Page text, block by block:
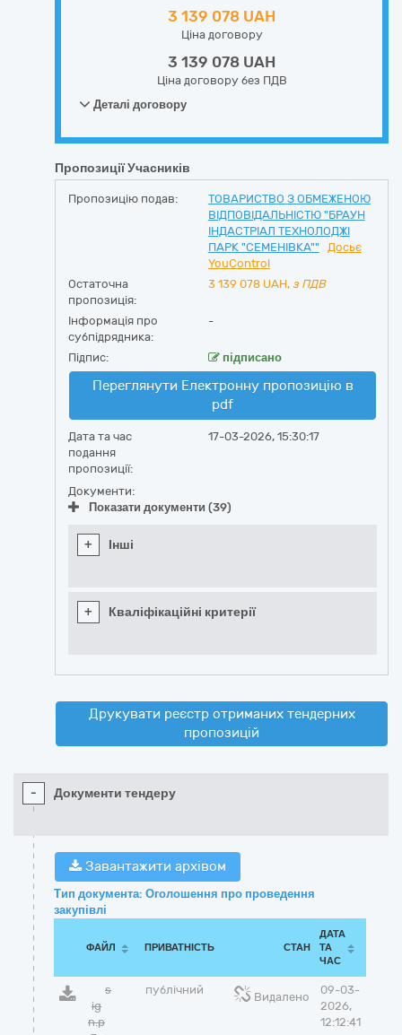
3 139 078 UAH
Ціна договору
3 139 078 UAH
Ціна договору без ПДВ
Деталі договору
Пропозиції Учасників
Пропозицію подав:
ТОВАРИСТВО З ОБМЕЖЕНОЮ
ВІДПОВІДАЛЬНІСТЮ "БРАУН
ІНДАСТРІАЛ ТЕХНОЛОДЖІ
ПАРК "СЕМЕНІВКА""
Досьє
YouControl
Остаточна
пропозиція:
3 139 078 UAH, з ПДВ
Інформація про
субпідрядника:
-
Підпис: підписано
Переглянути Електронну пропозицію в
pdf
Дата та час
подання
пропозиції:
17-03-2026, 15:30:17
Документи:
Показати документи (39)
+ Інші
+ Кваліфікаційні критерії
Друкувати реєстр отриманих тендерних
пропозицій
- Документи тендеру
Завантажити архівом
Тип документа: Оголошення про проведення
закупівлі
ФАЙЛ ПРИВАТНІСТЬ СТАН
ДАТА
ТА
ЧАС
s
ig
n.p
публічний
Видалено
09-03-
2026,
12:12:41